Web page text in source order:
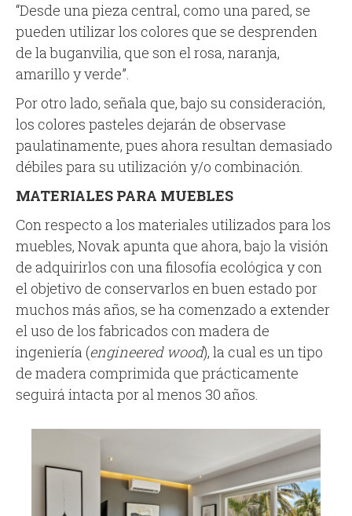
“Desde una pieza central, como una pared, se
pueden utilizar los colores que se desprenden
de la buganvilia, que son el rosa, naranja,
amarillo y verde”.
Por otro lado, señala que, bajo su consideración,
los colores pasteles dejarán de observase
paulatinamente, pues ahora resultan demasiado
débiles para su utilización y/o combinación.
MATERIALES PARA MUEBLES
Con respecto a los materiales utilizados para los
muebles, Novak apunta que ahora, bajo la visión
de adquirirlos con una filosofía ecológica y con
el objetivo de conservarlos en buen estado por
muchos más años, se ha comenzado a extender
el uso de los fabricados con madera de
ingeniería (engineered wood), la cual es un tipo
de madera comprimida que prácticamente
seguirá intacta por al menos 30 años.